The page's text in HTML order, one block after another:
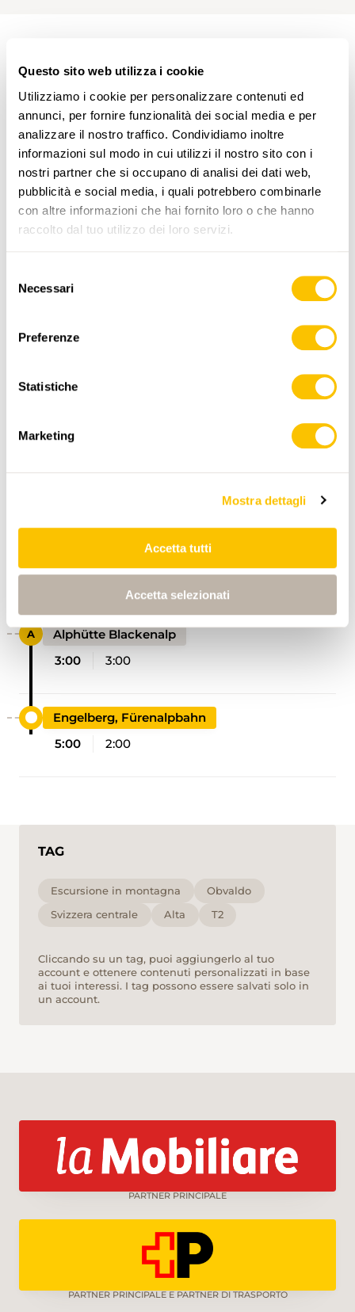
Questo sito web utilizza i cookie
Utilizziamo i cookie per personalizzare contenuti ed
annunci, per fornire funzionalità dei social media e per
analizzare il nostro traffico. Condividiamo inoltre
informazioni sul modo in cui utilizzi il nostro sito con i
nostri partner che si occupano di analisi dei dati web,
pubblicità e social media, i quali potrebbero combinarle
con altre informazioni che hai fornito loro o che hanno
raccolto dal tuo utilizzo dei loro servizi.
delNecessari
Preferenze
Statistiche
Marketing
Mostra dettagli
Accetta tutti
Accetta selezionati
PERCORSO DELL'ESCURSIONE
Dati:
swisstopo
www.sentieri-svizzeri.ch
Engelberg, Fürenalpbahn
0:00
0:00
Alphütte Blackenalp
3:00
3:00
Engelberg, Fürenalpbahn
5:00
2:00
TAG
Escursione in montagna
Obvaldo
Svizzera centrale
Alta T2
Cliccando su un tag, puoi aggiungerlo al tuo
account e ottenere contenuti personalizzati in base
ai tuoi interessi. I tag possono essere salvati solo in
un account.
PARTNER PRINCIPALE
PARTNER PRINCIPALE E PARTNER DI TRASPORTO